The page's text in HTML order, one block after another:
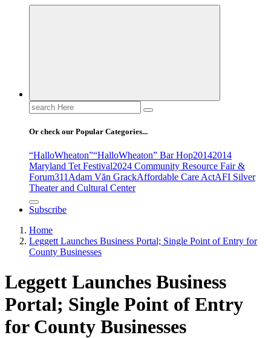
Search
for:
Or check our Popular Categories...
“HalloWheaton”“HalloWheaton” Bar Hop20142014
Maryland Tet Festival2024 Community Resource Fair &
Forum311Adam Văn GrackAffordable Care ActAFI Silver
Theater and Cultural Center
Subscribe
Home
Leggett Launches Business Portal; Single Point of Entry for
County Businesses
Leggett Launches Business
Portal; Single Point of Entry
for County Businesses